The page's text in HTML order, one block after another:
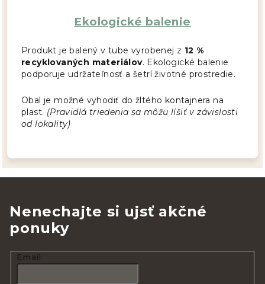
Ekologické balenie
Produkt je balený v tube vyrobenej z 12 %
recyklovaných materiálov. Ekologické balenie
podporuje udržateľnosť a šetrí životné prostredie.
Obal je možné vyhodiť do žltého kontajnera na
plast. (Pravidlá triedenia sa môžu líšiť v závislosti
od lokality)
Nenechajte si ujsť akčné
ponuky
Email